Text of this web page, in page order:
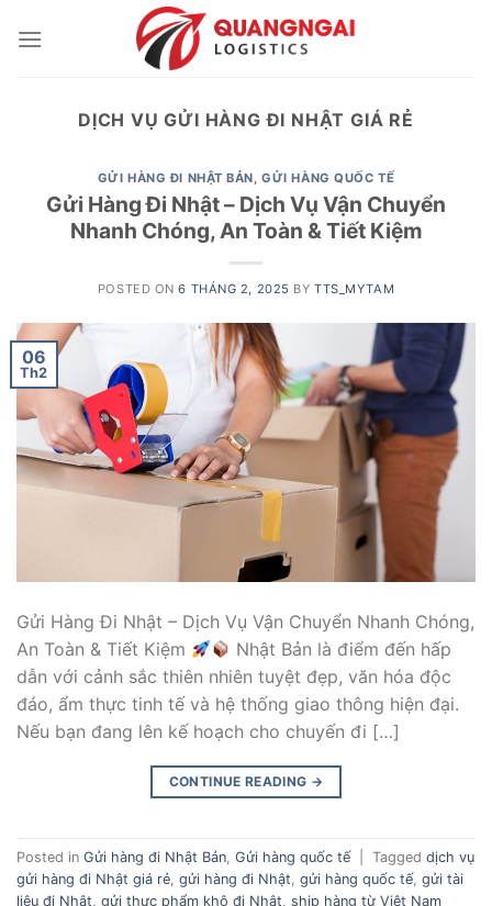
DỊCH VỤ GỬI HÀNG ĐI NHẬT GIÁ RẺ
GỬI HÀNG ĐI NHẬT BẢN,GỬI HÀNG QUỐC TẾ
Gửi Hàng Đi Nhật – Dịch Vụ Vận Chuyển
Nhanh Chóng, An Toàn & Tiết Kiệm
POSTED ON6 THÁNG 2, 2025 BYTTS_MYTAM
06
Th2
Gửi Hàng Đi Nhật – Dịch Vụ Vận Chuyển Nhanh Chóng,
An Toàn & Tiết Kiệm
Nhật Bản là điểm đến hấp
dẫn với cảnh sắc thiên nhiên tuyệt đẹp, văn hóa độc
đáo, ẩm thực tinh tế và hệ thống giao thông hiện đại.
Nếu bạn đang lên kế hoạch cho chuyến đi […]
CONTINUE READING →
Posted in Gửi hàng đi Nhật Bản Gửi hàng quốc tế Tagged dịch vụ
gửi hàng đi Nhật giá rẻ gửi hàng đi Nhật gửi hàng quốc tế, gửi tài
liệu đi Nhật gửi thực phẩm khô đi Nhật ship hàng từ Việt Nam